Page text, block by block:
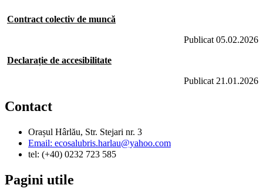
Contract colectiv de muncă
Publicat 05.02.2026
Declarație de accesibilitate
Publicat 21.01.2026
Contact
Orașul Hârlău, Str. Stejari nr. 3
Email: ecosalubris.harlau@yahoo.com
tel: (+40) 0232 723 585
Pagini utile